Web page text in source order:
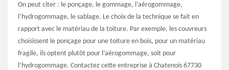
On peut citer : le ponçage, le gommage, l’aérogommage,
l’hydrogommage, le sablage. Le choix de la technique se fait en
rapport avec le matériau de la toiture. Par exemple, les couvreurs
choisissent le ponçage pour une toiture en bois, pour un matériau
fragile, ils optent plutôt pour l’aérogommage, soit pour
l’hydrogommage. Contactez cette entreprise à Chatenois 67730